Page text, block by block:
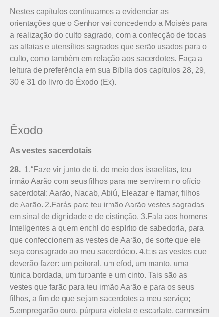
Nestes capítulos continuamos a evidenciar as
orientações que o Senhor vai concedendo a Moisés para
a realização do culto sagrado, com a confecção de todas
as alfaias e utensílios sagrados que serão usados para o
culto, como também em relação aos sacerdotes. Faça a
leitura de preferência em sua Bíblia dos capítulos 28, 29,
30 e 31 do livro do Êxodo (Ex).
Êxodo
As vestes sacerdotais
28. 1.“Faze vir junto de ti, do meio dos israelitas, teu
irmão Aarão com seus filhos para me servirem no ofício
sacerdotal: Aarão, Nadab, Abiú, Eleazar e Ita­mar, filhos
de Aarão. 2.Farás para teu irmão Aarão vestes sagradas
em sinal de digni­dade e de distinção. 3.Fala aos homens
inteligentes a quem enchi do espírito de sabedoria, para
que confeccionem as vestes de Aarão, de sorte que ele
seja consagrado ao meu sacerdócio. 4.Eis as vestes que
deverão fazer: um peitoral, um efod, um manto, uma
túnica bordada, um turbante e um cinto. Tais são as
vestes que farão para teu irmão Aarão e para os seus
filhos, a fim de que sejam sacerdotes a meu serviço;
5.empregarão ouro, púrpura violeta e escarlate, carmesim